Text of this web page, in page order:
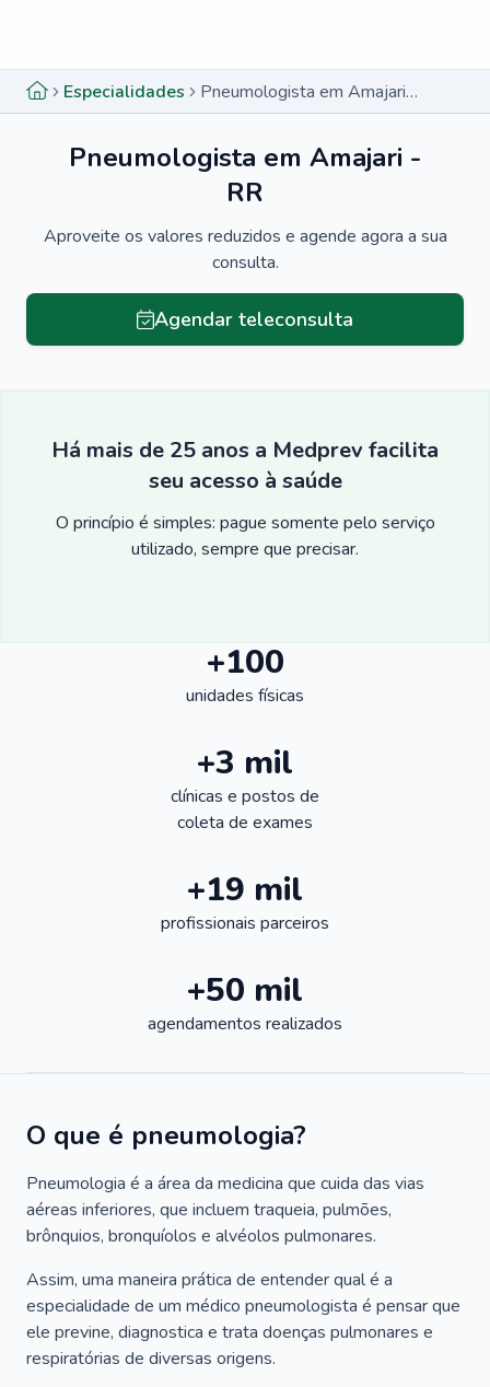
Especialidades Pneumologista em Amajari - RR
Pneumologista em Amajari -
RR
Aproveite os valores reduzidos e agende agora a sua
consulta.
Agendar teleconsulta
Há mais de 25 anos a Medprev facilita
seu acesso à saúde
O princípio é simples: pague somente pelo serviço
utilizado, sempre que precisar.
+100
unidades físicas
+3 mil
clínicas e postos de
coleta de exames
+19 mil
profissionais parceiros
+50 mil
agendamentos realizados
O que é pneumologia?
Pneumologia é a área da medicina que cuida das vias
aéreas inferiores, que incluem traqueia, pulmões,
brônquios, bronquíolos e alvéolos pulmonares.
Assim, uma maneira prática de entender qual é a
especialidade de um médico pneumologista é pensar que
ele previne, diagnostica e trata doenças pulmonares e
respiratórias de diversas origens.